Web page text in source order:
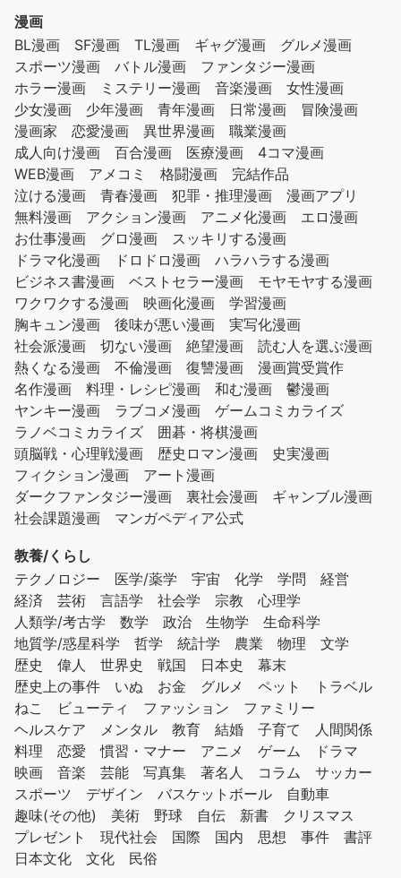
漫画
BL漫画
SF漫画 TL漫画 ギャグ漫画
グルメ漫画
スポーツ漫画
バトル漫画
ファンタジー漫画
ホラー漫画
ミステリー漫画 音楽漫画
女性漫画
少女漫画
少年漫画 青年漫画 日常漫画
冒険漫画
漫画家
恋愛漫画 異世界漫画
職業漫画
成人向け漫画
百合漫画 医療漫画
4コマ漫画
WEB漫画
アメコミ 格闘漫画
完結作品
泣ける漫画
青春漫画 犯罪・推理漫画
漫画アプリ
無料漫画
アクション漫画 アニメ化漫画
エロ漫画
お仕事漫画
グロ漫画
スッキリする漫画
ドラマ化漫画
ドロドロ漫画
ハラハラする漫画
ビジネス書漫画
ベストセラー漫画
モヤモヤする漫画
ワクワクする漫画
映画化漫画
学習漫画
胸キュン漫画
後味が悪い漫画
実写化漫画
社会派漫画
切ない漫画 絶望漫画
読む人を選ぶ漫画
熱くなる漫画
不倫漫画 復讐漫画
漫画賞受賞作
名作漫画
料理・レシピ漫画 和む漫画
鬱漫画
ヤンキー漫画
ラブコメ漫画
ゲームコミカライズ
ラノベコミカライズ
囲碁・将棋漫画
頭脳戦・心理戦漫画
歴史ロマン漫画
史実漫画
フィクション漫画
アート漫画
ダークファンタジー漫画
裏社会漫画
ギャンブル漫画
社会課題漫画
マンガペディア公式
教養/くらし
テクノロジー
医学/薬学 宇宙 化学 学問
経営
経済
芸術 言語学 社会学 宗教
心理学
人類学/考古学
数学 政治 生物学
生命科学
地質学/惑星科学
哲学 統計学 農業 物理
文学
歴史
偉人 世界史 戦国 日本史
幕末
歴史上の事件
いぬ お金 グルメ ペット
トラベル
ねこ
ビューティ ファッション
ファミリー
ヘルスケア
メンタル 教育 結婚 子育て
人間関係
料理
恋愛 慣習・マナー アニメ ゲーム
ドラマ
映画
音楽 芸能 写真集 著名人 コラム
サッカー
スポーツ
デザイン バスケットボール
自動車
趣味(その他)
美術 野球 自伝 新書
クリスマス
プレゼント
現代社会 国際 国内 思想 事件
書評
日本文化
文化 民俗